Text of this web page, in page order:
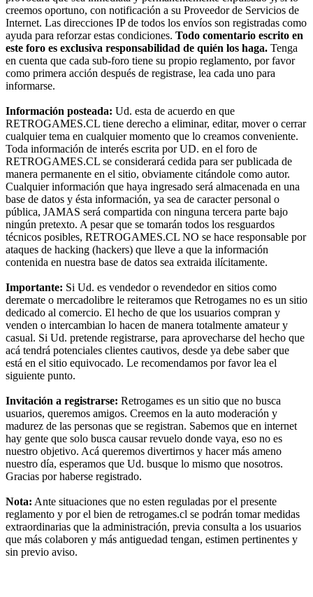
creemos oportuno, con notificación a su Proveedor de Servicios de
Internet. Las direcciones IP de todos los envíos son registradas como
ayuda para reforzar estas condiciones. Todo comentario escrito en
este foro es exclusiva responsabilidad de quién los haga. Tenga
en cuenta que cada sub-foro tiene su propio reglamento, por favor
como primera acción después de registrase, lea cada uno para
informarse.
Información posteada: Ud. esta de acuerdo en que
RETROGAMES.CL tiene derecho a eliminar, editar, mover o cerrar
cualquier tema en cualquier momento que lo creamos conveniente.
Toda información de interés escrita por UD. en el foro de
RETROGAMES.CL se considerará cedida para ser publicada de
manera permanente en el sitio, obviamente citándole como autor.
Cualquier información que haya ingresado será almacenada en una
base de datos y ésta información, ya sea de caracter personal o
pública, JAMAS será compartida con ninguna tercera parte bajo
ningún pretexto. A pesar que se tomarán todos los resguardos
técnicos posibles, RETROGAMES.CL NO se hace responsable por
ataques de hacking (hackers) que lleve a que la información
contenida en nuestra base de datos sea extraida ilícitamente.
Importante: Si Ud. es vendedor o revendedor en sitios como
deremate o mercadolibre le reiteramos que Retrogames no es un sitio
dedicado al comercio. El hecho de que los usuarios compran y
venden o intercambian lo hacen de manera totalmente amateur y
casual. Si Ud. pretende registrarse, para aprovecharse del hecho que
acá tendrá potenciales clientes cautivos, desde ya debe saber que
está en el sitio equivocado. Le recomendamos por favor lea el
siguiente punto.
Invitación a registrarse: Retrogames es un sitio que no busca
usuarios, queremos amigos. Creemos en la auto moderación y
madurez de las personas que se registran. Sabemos que en internet
hay gente que solo busca causar revuelo donde vaya, eso no es
nuestro objetivo. Acá queremos divertirnos y hacer más ameno
nuestro día, esperamos que Ud. busque lo mismo que nosotros.
Gracias por haberse registrado.
Nota: Ante situaciones que no esten reguladas por el presente
reglamento y por el bien de retrogames.cl se podrán tomar medidas
extraordinarias que la administración, previa consulta a los usuarios
que más colaboren y más antiguedad tengan, estimen pertinentes y
sin previo aviso.